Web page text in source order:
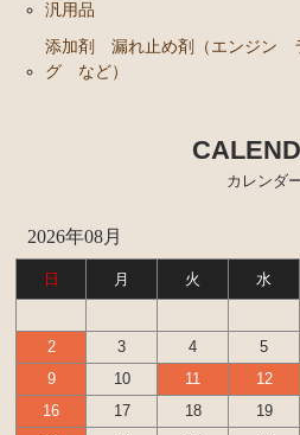
汎用品
添加剤 漏れ止め剤（エンジン
グ など）
カレンダ
2026年08月
日 月 火 水
2
3 4 5
9
10 11 12
16
17 18 19